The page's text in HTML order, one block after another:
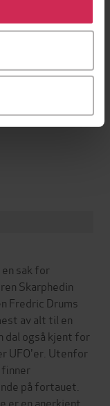
kan også
ved å klikke
sak for
Skarphedin
Fredric Drums
av alt til en
også kjent for
UFO'er. Utenfor
på fortauet.
er en anerkjent